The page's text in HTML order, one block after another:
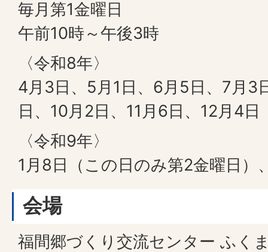
毎月第1金曜日
午前10時～午後3時
〈令和8年〉
4月3日、5月1日、6月5日、7月3
日、10月2日、11月6日、12月4日
〈令和9年〉
1月8日（この日のみ第2金曜日）
会場
福間郷づくり交流センター ふく